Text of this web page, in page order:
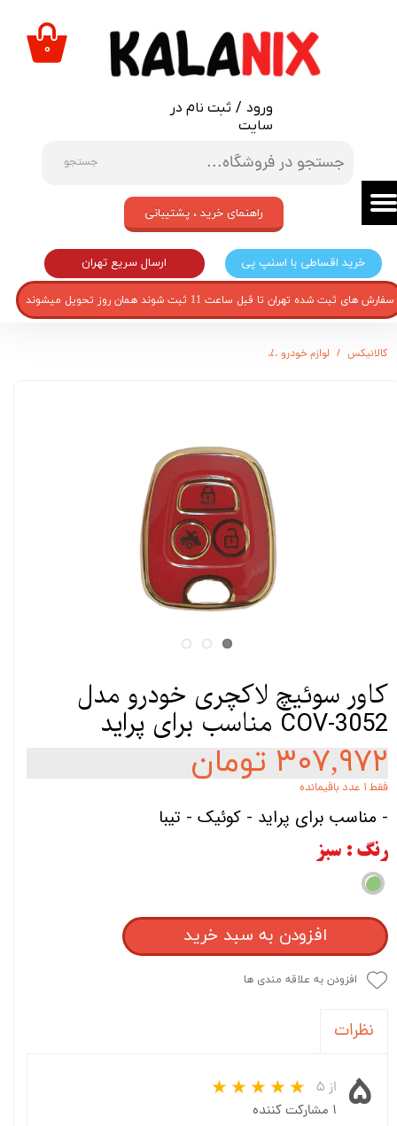
جستجو
ورود / ثبت نام در
سایت
حساب کاربری من
تغییر گذر واژه
خروج از حساب کاربری
۰
خرید اقساطی با اسنپ پی ارسال سریع تهران
راهنمای خرید ، پشتیبانی
سفارش های ثبت شده تهران تا قبل ساعت 11 ثبت شوند همان روز تحویل میشوند
کالانیکس لوازم خودرو
کاور سوئیچ لاکچری خودرو مدل
COV-3052 مناسب برای پراید
۳۰۷,۹۷۲ تومان
فقط ۱ عدد باقیمانده
- مناسب برای پراید - کوئیک - تیبا
رنگ: سبز
افزودن به سبد خرید
افزودن به علاقه مندی ها
نظرات
۵ از ۵
۱ مشارکت کننده